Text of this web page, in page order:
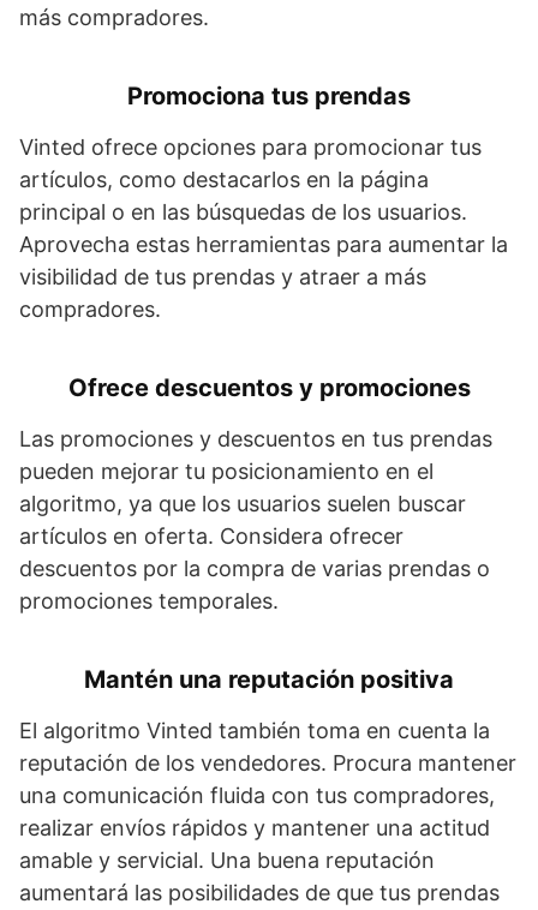
más compradores.
Promociona tus prendas
Vinted ofrece opciones para promocionar tus
artículos, como destacarlos en la página
principal o en las búsquedas de los usuarios.
Aprovecha estas herramientas para aumentar la
visibilidad de tus prendas y atraer a más
compradores.
Ofrece descuentos y promociones
Las promociones y descuentos en tus prendas
pueden mejorar tu posicionamiento en el
algoritmo, ya que los usuarios suelen buscar
artículos en oferta. Considera ofrecer
descuentos por la compra de varias prendas o
promociones temporales.
Mantén una reputación positiva
El algoritmo Vinted también toma en cuenta la
reputación de los vendedores. Procura mantener
una comunicación fluida con tus compradores,
realizar envíos rápidos y mantener una actitud
amable y servicial. Una buena reputación
aumentará las posibilidades de que tus prendas